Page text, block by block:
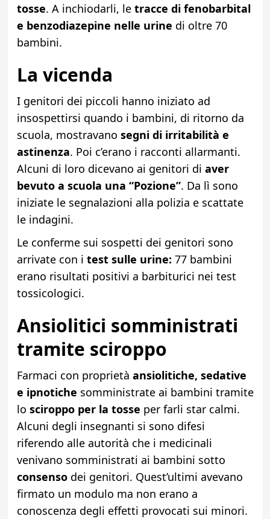
tosse. A inchiodarli, le tracce di fenobarbital
e benzodiazepine nelle urine di oltre 70
bambini.
La vicenda
I genitori dei piccoli hanno iniziato ad
insospettirsi quando i bambini, di ritorno da
scuola, mostravano segni di irritabilità e
astinenza. Poi c’erano i racconti allarmanti.
Alcuni di loro dicevano ai genitori di aver
bevuto a scuola una “Pozione”. Da lì sono
iniziate le segnalazioni alla polizia e scattate
le indagini.
Le conferme sui sospetti dei genitori sono
arrivate con i test sulle urine: 77 bambini
erano risultati positivi a barbiturici nei test
tossicologici.
Ansiolitici somministrati
tramite sciroppo
Farmaci con proprietà ansiolitiche, sedative
e ipnotiche somministrate ai bambini tramite
lo sciroppo per la tosse per farli star calmi.
Alcuni degli insegnanti si sono difesi
riferendo alle autorità che i medicinali
venivano somministrati ai bambini sotto
consenso dei genitori. Quest’ultimi avevano
firmato un modulo ma non erano a
conoscenza degli effetti provocati sui minori.